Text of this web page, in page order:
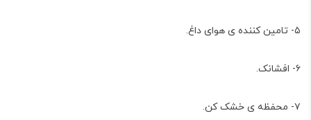
۵- تامین کننده ی هوای داغ.
۶- افشانک.
۷- محفظه ی خشک کن.